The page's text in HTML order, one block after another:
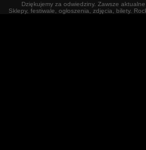
Dziękujemy za odwiedziny. Zawsze
Sklepy, festiwale, ogłoszenia, zdjęcia, bilety.